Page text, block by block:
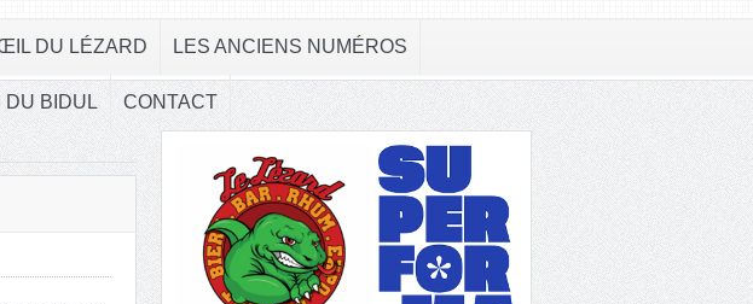
DU LÉZARD LES ANCIENS NUMÉROS
DU BIDUL CONTACT